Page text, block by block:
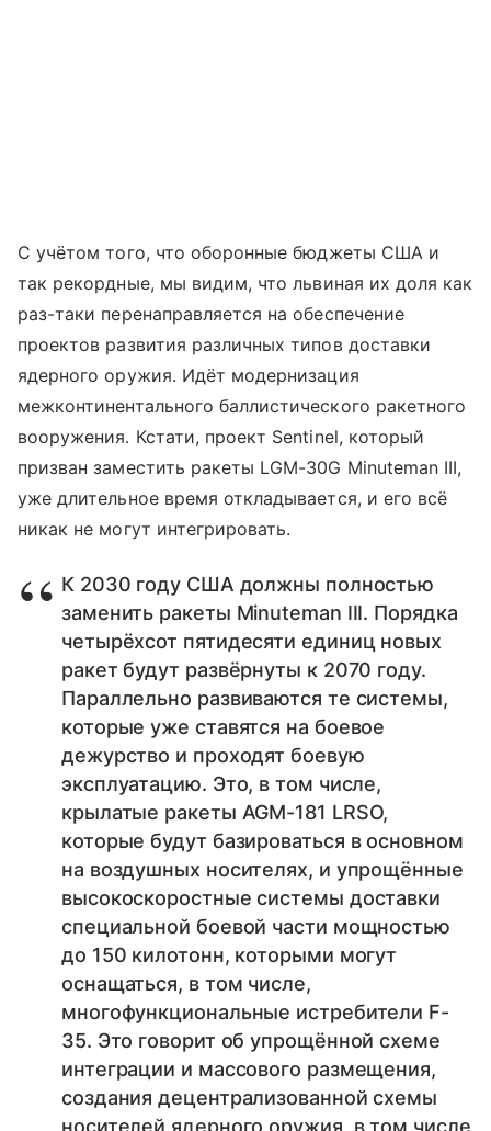
С учётом того, что оборонные бюджеты США и
так рекордные, мы видим, что львиная их доля как
раз-таки перенаправляется на обеспечение
проектов развития различных типов доставки
ядерного оружия. Идёт модернизация
межконтинентального баллистического ракетного
вооружения. Кстати, проект Sentinel, который
призван заместить ракеты LGM-30G Minuteman III,
уже длительное время откладывается, и его всё
никак не могут интегрировать.
К 2030 году США должны полностью
заменить ракеты Minuteman III. Порядка
четырёхсот пятидесяти единиц новых
ракет будут развёрнуты к 2070 году.
Параллельно развиваются те системы,
которые уже ставятся на боевое
дежурство и проходят боевую
эксплуатацию. Это, в том числе,
крылатые ракеты AGM-181 LRSO,
которые будут базироваться в основном
на воздушных носителях, и упрощённые
высокоскоростные системы доставки
специальной боевой части мощностью
до 150 килотонн, которыми могут
оснащаться, в том числе,
многофункциональные истребители F-
35. Это говорит об упрощённой схеме
интеграции и массового размещения,
создания децентрализованной схемы
носителей ядерного оружия, в том числе